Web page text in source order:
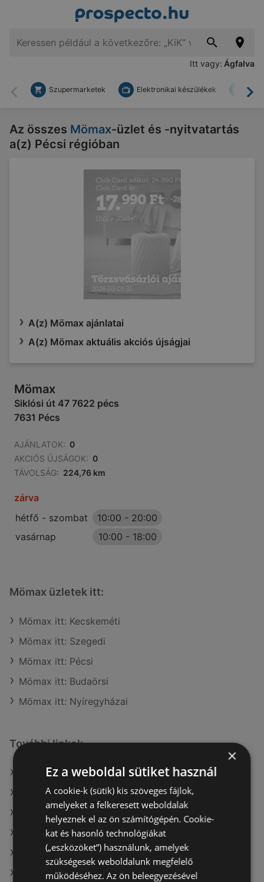
Itt vagy: Ágfalva
Vissza
Szupermarketek Elektronikai készülékek
Az összes Mömax-üzlet és -nyitvatartás
a(z) Pécsi régióban
A(z) Mömax ajánlatai
A(z) Mömax aktuális akciós újságjai
Mömax
Siklósi út 47 7622 pécs
7631 Pécs
AJÁNLATOK: 0
AKCIÓS ÚJSÁGOK: 0
TÁVOLSÁG: 224,76 km
zárva
hétfő - szombat
10:00 - 20:00
vasárnap
10:00 - 18:00
Mömax üzletek itt:
Mömax itt: Kecskeméti
Mömax itt: Szegedi
Mömax itt: Pécsi
Mömax itt: Budaörsi
Mömax itt: Nyíregyházai
További linkek
A(z) Mömax ajánlatai
A(z) Möbelix ajánlatai
A(z) DIEGO ajánlatai
A(z) RS Bútor aktuális akciós újságjai
A(z) Ikea aktuális akciós újságjai
A(z) Möbelix aktuális akciós újságjai
×
Ez a weboldal sütiket használ
A cookie-k (sütik) kis szöveges fájlok,
amelyeket a felkeresett weboldalak
helyeznek el az ön számítógépén. Cookie-
kat és hasonló technológiákat
(„eszközöket”) használunk, amelyek
szükségesek weboldalunk megfelelő
működéséhez. Az ön beleegyezésével